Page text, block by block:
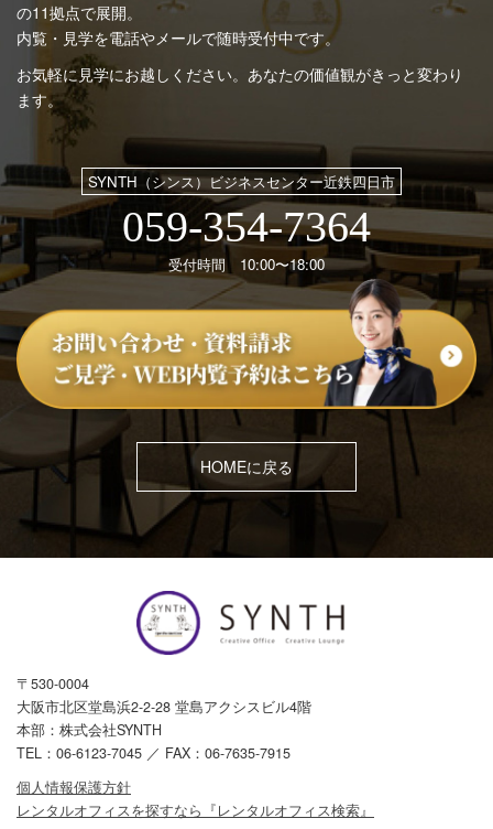
の11拠点で展開。
内覧・見学を電話やメールで随時受付中です。
お気軽に見学にお越しください。あなたの価値観がきっと変わり
ます。
SYNTH（シンス）ビジネスセンター近鉄四日市
059-354-7364
受付時間 10:00〜18:00
HOMEに戻る
〒530-0004
大阪市北区堂島浜2-2-28 堂島アクシスビル4階
本部：株式会社SYNTH
TEL： 06-6123-7045 ／ FAX：06-7635-7915
個人情報保護方針
レンタルオフィスを探すなら『レンタルオフィス検索』